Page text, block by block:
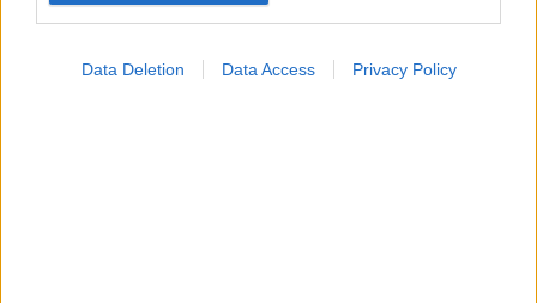
Data Deletion Data Access Privacy Policy